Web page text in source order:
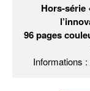
Hors-série
96 pages
Informations